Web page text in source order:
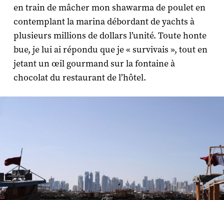
en train de mâcher mon shawarma de poulet en
contemplant la marina débordant de yachts à
plusieurs millions de dollars l’unité. Toute honte
bue, je lui ai répondu que je « survivais », tout en
jetant un œil gourmand sur la fontaine à
chocolat du restaurant de l’hôtel.